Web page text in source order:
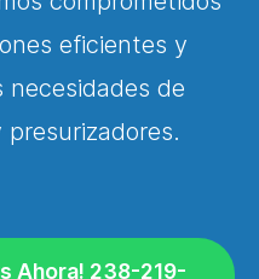
eficientes y
de
Ahora! 238-219-